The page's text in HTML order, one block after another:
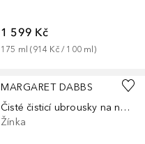
1 599 Kč
175 ml (914 Kč / 100 ml)
MARGARET DABBS
Čisté čisticí ubrousky na nohy
Žínka